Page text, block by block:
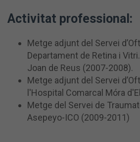
Activitat professional:
Metge adjunt del Servei
Departament de Retina i
Joan de Reus (2007-2008).
Metge adjunt del Servei
l'Hospital Comarcal Móra
Metge del Servei de
Asepeyo-ICO (2009-2011)